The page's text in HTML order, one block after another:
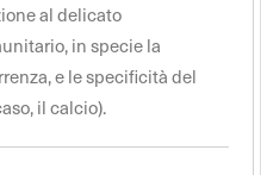
al delicato
in specie la
e le specificità del
il calcio).